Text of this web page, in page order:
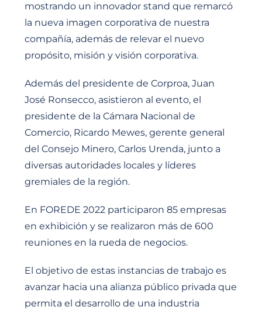
mostrando un innovador stand que remarcó
la nueva imagen corporativa de nuestra
compañía, además de relevar el nuevo
propósito, misión y visión corporativa.
Además del presidente de Corproa, Juan
José Ronsecco, asistieron al evento, el
presidente de la Cámara Nacional de
Comercio, Ricardo Mewes, gerente general
del Consejo Minero, Carlos Urenda, junto a
diversas autoridades locales y líderes
gremiales de la región.
En FOREDE 2022 participaron 85 empresas
en exhibición y se realizaron más de 600
reuniones en la rueda de negocios.
El objetivo de estas instancias de trabajo es
avanzar hacia una alianza público privada que
permita el desarrollo de una industria